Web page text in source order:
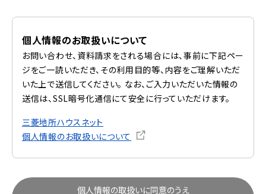
個人情報のお取扱いについて
お問い合わせ、資料請求をされる場合には、事前に下記ペー
ジをご一読いただき、その利用目的等、内容をご理解いただ
いた上で送信してください。 なお、ご入力いただいた情報の
送信は、SSL暗号化通信にて安全に行っていただけます。
三菱地所ハウスネット
個人情報のお取扱いについて
個人情報の取扱いに同意のうえ